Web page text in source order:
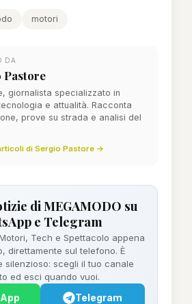
motori
DA
Pastore
giornalista specializzato in
e attualità. Racconta
prove su strada e analisi del
di Sergio Pastore →
di MEGAMODO su
e Telegram
Tech e Spettacolo appena
direttamente sul telefono. È
silenzioso: scegli il tuo canale
ed esci quando vuoi.
Telegram